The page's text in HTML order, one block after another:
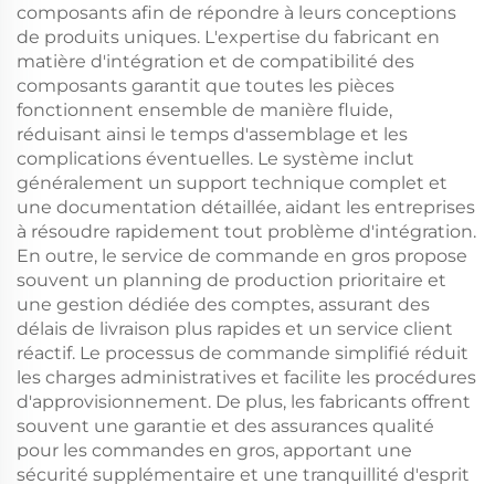
composants afin de répondre à leurs conceptions
de produits uniques. L'expertise du fabricant en
matière d'intégration et de compatibilité des
composants garantit que toutes les pièces
fonctionnent ensemble de manière fluide,
réduisant ainsi le temps d'assemblage et les
complications éventuelles. Le système inclut
généralement un support technique complet et
une documentation détaillée, aidant les entreprises
à résoudre rapidement tout problème d'intégration.
En outre, le service de commande en gros propose
souvent un planning de production prioritaire et
une gestion dédiée des comptes, assurant des
délais de livraison plus rapides et un service client
réactif. Le processus de commande simplifié réduit
les charges administratives et facilite les procédures
d'approvisionnement. De plus, les fabricants offrent
souvent une garantie et des assurances qualité
pour les commandes en gros, apportant une
sécurité supplémentaire et une tranquillité d'esprit